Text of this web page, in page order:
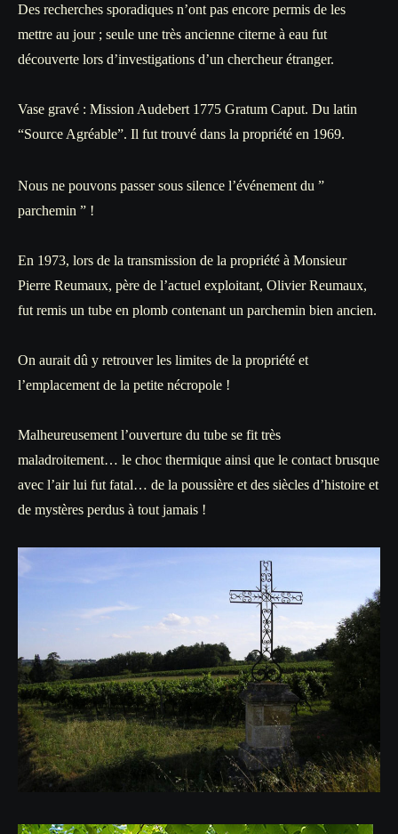
Des recherches sporadiques n’ont pas encore permis de les
mettre au jour ; seule une très ancienne citerne à eau fut
découverte lors d’investigations d’un chercheur étranger.
Vase gravé : Mission Audebert 1775 Gratum Caput. Du latin
“Source Agréable”. Il fut trouvé dans la propriété en 1969.
Nous ne pouvons passer sous silence l’événement du ”
parchemin ” !
En 1973, lors de la transmission de la propriété à Monsieur
Pierre Reumaux, père de l’actuel exploitant, Olivier Reumaux,
fut remis un tube en plomb contenant un parchemin bien ancien.
On aurait dû y retrouver les limites de la propriété et
l’emplacement de la petite nécropole !
Malheureusement l’ouverture du tube se fit très
maladroitement… le choc thermique ainsi que le contact brusque
avec l’air lui fut fatal… de la poussière et des siècles d’histoire et
de mystères perdus à tout jamais !